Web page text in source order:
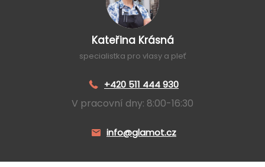
Kateřina Krásná
specialistka pro vlasy a pleť
+420 511 444 930
V pracovní dny: 8:00-16:30
info@glamot.cz